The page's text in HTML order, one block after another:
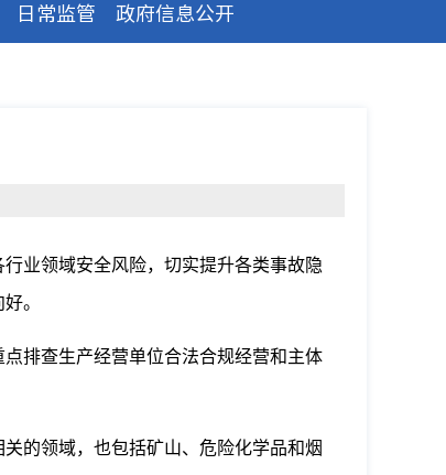
日常监管 政府信息公开
业领域安全风险，切实提升各类事故隐
。
排查生产经营单位合法合规经营和主体
的领域，也包括矿山、危险化学品和烟